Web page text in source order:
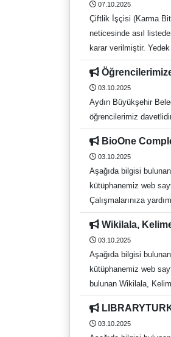
Terörle Mücadelede
teşekküllü Devlet ya
raporunun hazır olmaması durumunda daha sonra
Başkanlığına şahsen
adaylardan sırasıyla
07.10.2025
Çiftlik İşçisi (Karma
neticesinde asıl
karar verilmiştir. Yedek
Adli Sicil Kaydı
edilecektir.) Diploma
Terörle Mücadelede
teşekküllü Devlet ya
raporunun hazır olmaması durumunda daha sonra ibraz
şahsen teslim
03.10.2025
Aydın Büyükşehir
öğrencilerimiz
BioOne
03.10.2025
Aşağıda bilgisi
kütüphanemiz web
Çalışmalarınıza
getirdiği eşitsizlikleri
karşılama görevini
https://
Dokümantasyon Daire
https://
Wikilala,
03.10.2025
Aşağıda bilgisi
kütüphanemiz web
bulunan Wikilala,
sonra basılmış
sağlayan dijital bir
kategoride 48000
03.10.2025